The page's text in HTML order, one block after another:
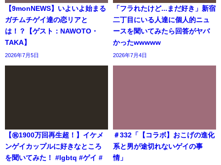
【9monNEWS】いよいよ始まる
ガチムチゲイ達の恋リアと
は！？【ゲスト：NAWOTO・
TAKA】
2026年7月5日
「フラれたけど...まだ好き」新宿
二丁目にいる人達に個人的ニュ
ースを聞いてみたら回答がヤバ
かったwwwww
2026年7月4日
【㊗️1900万回再生超！】イケメ
ンゲイカップルに好きなところ
を聞いてみた！ #lgbtq #ゲイ #
＃332「【コラボ】おこげの進化
系と男が途切れないゲイの事
情」